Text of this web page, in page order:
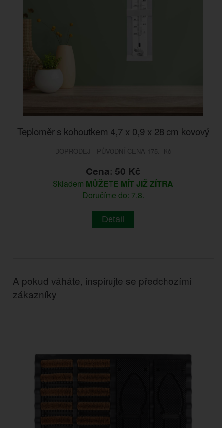
Teploměr s kohoutkem 4,7 x 0,9 x 28 cm kovový
DOPRODEJ - PŮVODNÍ CENA 175.- Kč
Cena: 50 Kč
Skladem MŮŽETE MÍT JIŽ ZÍTRA
Doručíme do: 7.8.
Detail
A pokud váháte, inspirujte se předchozími
zákazníky